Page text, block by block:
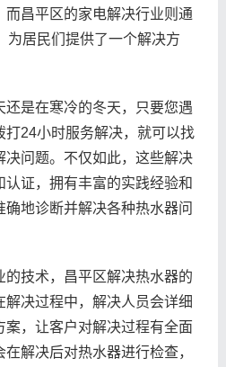
而昌平区的家电解决行业则通
为居民们提供了一个解决方
是在寒冷的冬天，只要您遇
打24小时服务解决，就可以找
决问题。不仅如此，这些解决
认证，拥有丰富的实践经验和
地诊断并解决各种热水器问
技术，昌平区解决热水器的
决过程中，解决人员会详细
，让客户对解决过程有全面
解决后对热水器进行检查，